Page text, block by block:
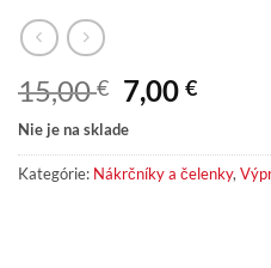
15,00€ Pôvodná
cena
bola:
15,00 €.
7,00€
je:
7,00
Nie je na sklade
Kategórie: Nákrčníky a čelenky,